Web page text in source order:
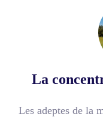
La
Les adeptes de la